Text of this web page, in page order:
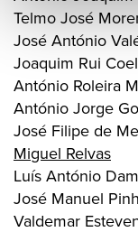
Telmo José
José António
Joaquim Rui
António Roleira
António Jorge
José Filipe de
Miguel Relvas
Luís António
José Manuel
Valdemar